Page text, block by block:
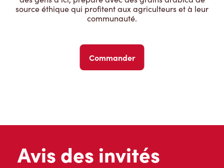
source éthique qui profitent aux agriculteurs et à leur
communauté.
Commander
Avis des invités